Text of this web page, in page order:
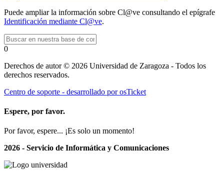
Puede ampliar la información sobre Cl@ve consultando el epígrafe
Identificación mediante Cl@ve.
0
Derechos de autor © 2026 Universidad de Zaragoza - Todos los
derechos reservados.
Centro de soporte - desarrollado por osTicket
Espere, por favor.
Por favor, espere... ¡Es solo un momento!
2026 - Servicio de Informática y Comunicaciones